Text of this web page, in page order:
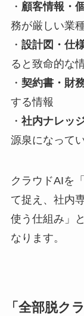
・ 顧客情報・
務が厳しい業
・ 設計図・仕
ると致命的な
・ 契約書・財
する情報
・ 社内ナレッ
源泉になって
クラウドAIを
て捉え、社内
使う仕組み」
なります。
「全部脱ク